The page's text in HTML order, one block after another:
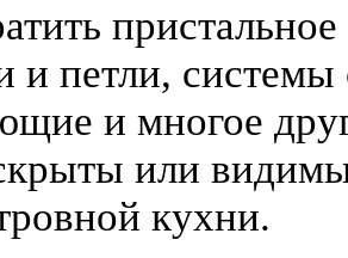
и петли,
и многое
или
кухни.